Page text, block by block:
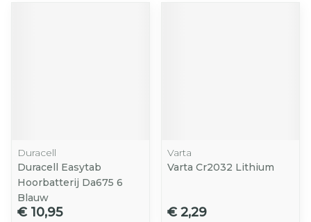
Duracell
Duracell Easytab
Hoorbatterij Da675 6
Blauw
€ 10,95
Varta
Varta Cr2032 Lithium
€ 2,29